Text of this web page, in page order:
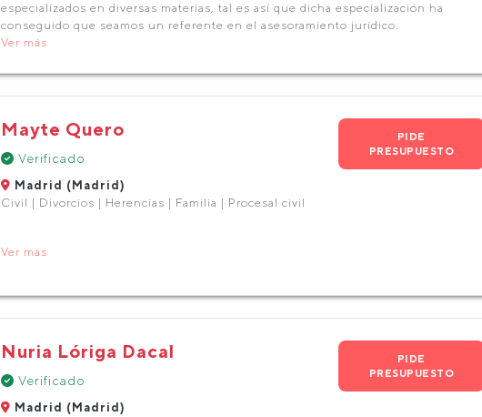
especializados en diversas materias, tal es así que dicha especialización ha
conseguido que seamos un referente en el asesoramiento jurídico.
Ver más
Mayte Quero
Verificado
Madrid (Madrid)
Civil | Divorcios | Herencias | Familia | Procesal civil
PIDE
PRESUPUESTO
Ver más
Nuria Lóriga Dacal
Verificado
Madrid (Madrid)
PIDE
PRESUPUESTO